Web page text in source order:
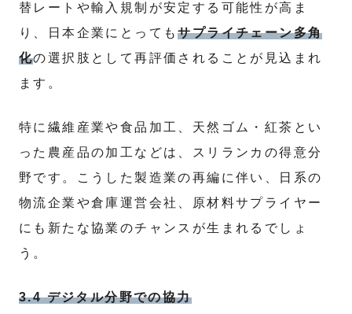
替レートや輸入規制が安定する可能性が高ま
り、日本企業にとってもサプライチェーン多角
化の選択肢として再評価されることが見込まれ
ます。
特に繊維産業や食品加工、天然ゴム・紅茶とい
った農産品の加工などは、スリランカの得意分
野です。こうした製造業の再編に伴い、日系の
物流企業や倉庫運営会社、原材料サプライヤー
にも新たな協業のチャンスが生まれるでしょ
う。
3.4 デジタル分野での協力